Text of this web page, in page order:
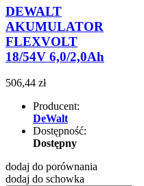
DEWALT
AKUMULATOR
FLEXVOLT
18/54V 6,0/2,0Ah
506,44 zł
Producent:
DeWalt
Dostępność:
Dostępny
dodaj do porównania
dodaj do schowka